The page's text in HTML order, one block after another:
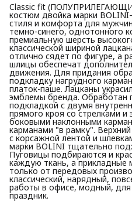
Classic fit
костюм двойка марки
стиля и комфорта для
темно-синего, однотонного
премиальную шерсть
классической шириной
отлично сядет по фигуре, а
шлицы обеспечат
движения. Для придания
подкладку нагрудного
платок-паше. Лацканы
эмблемы бренда. Обработан
подкладкой с двумя
прямого кроя со стрелками
боковыми наклонными
карманами "в рамку".
с корсажной лентой и
марки BOLINI тщательно
Пуговицы подбираются и
каждую ткань, а прикладные
только от передовых
классический, нарядный,
работы в офисе, модный,
праздник.